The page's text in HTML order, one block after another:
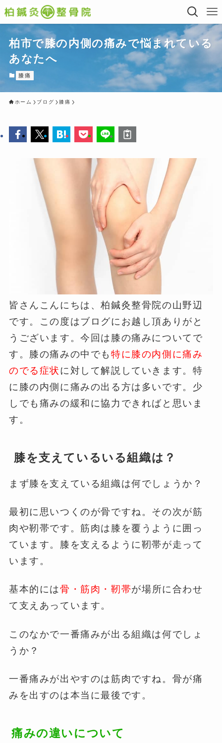
柏市で膝の内側の痛みで悩まれている
あなたへ
膝痛
ホーム ブログ 膝痛
皆さんこんにちは、柏鍼灸整骨院の山野辺
です。この度はブログにお越し頂ありがと
うございます。今回は膝の痛みについてで
す。膝の痛みの中でも特に膝の内側に痛み
のでる症状に対して解説していきます。特
に膝の内側に痛みの出る方は多いです。少
しでも痛みの緩和に協力できればと思いま
す。
膝を支えているいる組織は？
まず膝を支えている組織は何でしょうか？
最初に思いつくのが骨ですね。その次が筋
肉や靭帯です。筋肉は膝を覆うように囲っ
ています。膝を支えるように靭帯が走って
います。
基本的には骨・筋肉・靭帯が場所に合わせ
て支えあっています。
このなかで一番痛みが出る組織は何でしょ
うか？
一番痛みが出やすのは筋肉ですね。骨が痛
みを出すのは本当に最後です。
痛みの違いについて